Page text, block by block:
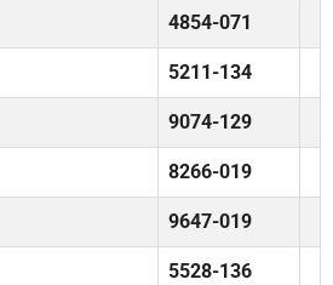
4854-071
5211-134
9074-129
8266-019
9647-019
5528-136